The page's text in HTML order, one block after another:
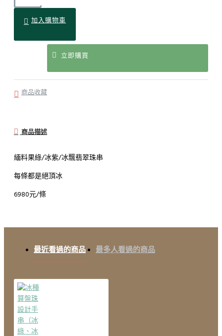
加入購物車
立即購買
商品收藏
商品描述
緬料果綠/冰紫/冰飄翡翠珠串
每條都是絕頂冰
6980元/條
最近看過的商品 最多人看過的商品